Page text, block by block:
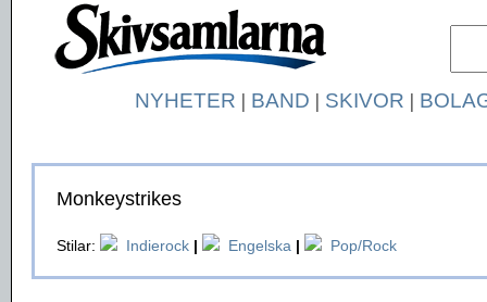
NYHETER | BAND | SKIVOR |
Monkeystrikes
Stilar: Indierock | Engelska | Pop/Rock